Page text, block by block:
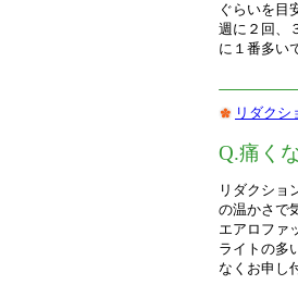
ぐらいを目
週に２回、
に１番多い
リダクシ
Q.痛く
リダクショ
の温かさで
エアロファ
ライトの多
なくお申し